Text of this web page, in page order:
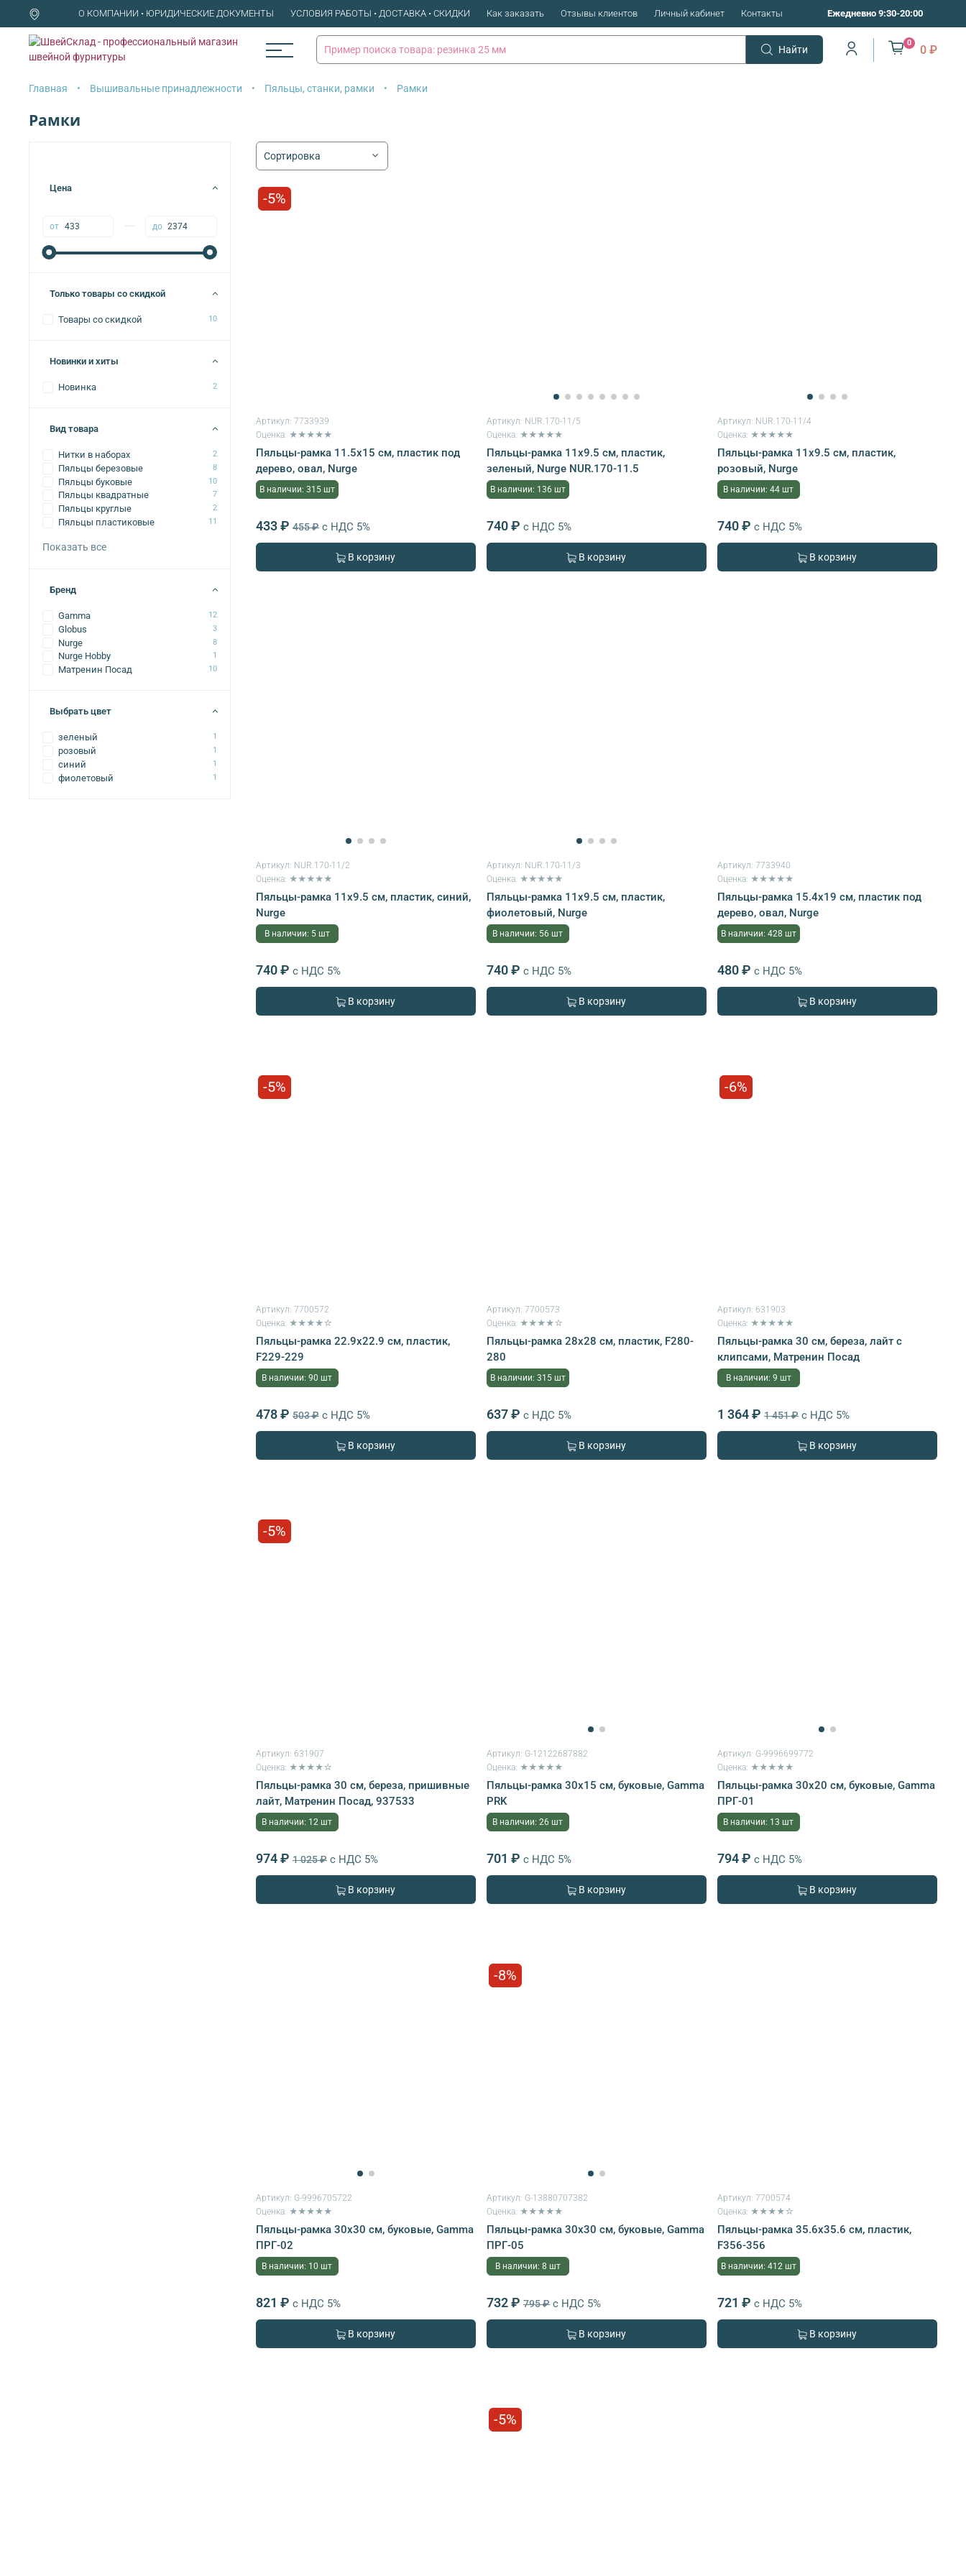
О КОМПАНИИ • ЮРИДИЧЕСКИЕ ДОКУМЕНТЫ УСЛОВИЯ РАБОТЫ • ДОСТАВКА • СКИДКИ Как заказать Отзывы клиентов Личный кабинет Контакты Ежедневно 9:30-20:00
Найти
0
0 ₽
Главная Вышивальные принадлежности Пяльцы, станки, рамки Рамки
Рамки
-5%
Артикул: 7733939
Оценка: ★★★★★
Пяльцы-рамка 11.5х15 см, пластик под
дерево, овал, Nurge
В наличии: 315 шт
433 ₽ 455 ₽ с НДС 5%
В корзину
Артикул: NUR.170-11/5
Оценка: ★★★★★
Пяльцы-рамка 11х9.5 см, пластик,
зеленый, Nurge NUR.170-11.5
В наличии: 136 шт
740 ₽ с НДС 5%
В корзину
Артикул: NUR.170-11/4
Оценка: ★★★★★
Пяльцы-рамка 11х9.5 см, пластик,
розовый, Nurge
В наличии: 44 шт
740 ₽ с НДС 5%
В корзину
Артикул: NUR.170-11/2
Оценка: ★★★★★
Пяльцы-рамка 11х9.5 см, пластик, синий,
Nurge
В наличии: 5 шт
740 ₽ с НДС 5%
В корзину
Артикул: NUR.170-11/3
Оценка: ★★★★★
Пяльцы-рамка 11х9.5 см, пластик,
фиолетовый, Nurge
В наличии: 56 шт
740 ₽ с НДС 5%
В корзину
Артикул: 7733940
Оценка: ★★★★★
Пяльцы-рамка 15.4х19 см, пластик под
дерево, овал, Nurge
В наличии: 428 шт
480 ₽ с НДС 5%
В корзину
-5%
Артикул: 7700572
Оценка: ★★★★☆
Пяльцы-рамка 22.9х22.9 см, пластик,
F229-229
В наличии: 90 шт
478 ₽ 503 ₽ с НДС 5%
В корзину
Артикул: 7700573
Оценка: ★★★★☆
Пяльцы-рамка 28х28 см, пластик, F280-
280
В наличии: 315 шт
637 ₽ с НДС 5%
В корзину
-6%
Артикул: 631903
Оценка: ★★★★★
Пяльцы-рамка 30 см, береза, лайт с
клипсами, Матренин Посад
В наличии: 9 шт
1 364 ₽ 1 451 ₽ с НДС 5%
В корзину
-5%
Артикул: 631907
Оценка: ★★★★☆
Пяльцы-рамка 30 см, береза, пришивные
лайт, Матренин Посад, 937533
В наличии: 12 шт
974 ₽ 1 025 ₽ с НДС 5%
В корзину
Артикул: G-12122687882
Оценка: ★★★★★
Пяльцы-рамка 30х15 см, буковые, Gamma
PRK
В наличии: 26 шт
701 ₽ с НДС 5%
В корзину
Артикул: G-9996699772
Оценка: ★★★★★
Пяльцы-рамка 30х20 см, буковые, Gamma
ПРГ-01
В наличии: 13 шт
794 ₽ с НДС 5%
В корзину
Артикул: G-9996705722
Оценка: ★★★★★
Пяльцы-рамка 30х30 см, буковые, Gamma
ПРГ-02
В наличии: 10 шт
821 ₽ с НДС 5%
В корзину
-8%
Артикул: G-13880707382
Оценка: ★★★★★
Пяльцы-рамка 30х30 см, буковые, Gamma
ПРГ-05
В наличии: 8 шт
732 ₽ 795 ₽ с НДС 5%
В корзину
Артикул: 7700574
Оценка: ★★★★☆
Пяльцы-рамка 35.6х35.6 см, пластик,
F356-356
В наличии: 412 шт
721 ₽ с НДС 5%
В корзину
-5%
Цена
от до
Только товары со скидкой
Товары со скидкой 10
Новинки и хиты
Новинка 2
Вид товара
Нитки в наборах 2
Пяльцы березовые 8
Пяльцы буковые 10
Пяльцы квадратные 7
Пяльцы круглые 2
Пяльцы пластиковые 11
Показать все
Бренд
Gamma 12
Globus 3
Nurge 8
Nurge Hobby 1
Матренин Посад 10
Выбрать цвет
зеленый 1
розовый 1
синий 1
фиолетовый 1